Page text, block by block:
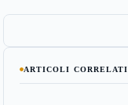
ARTICOLI CORRELATI